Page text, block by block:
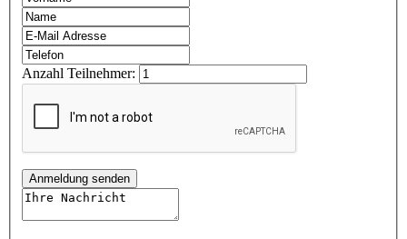
Anzahl Teilnehmer:
Anmeldung senden